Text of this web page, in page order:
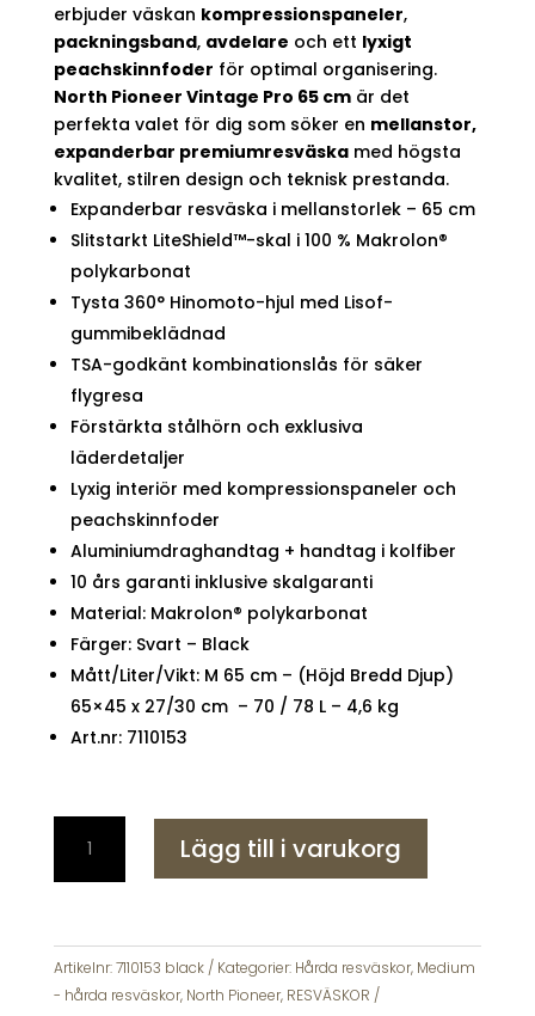
erbjuder väskan kompressionspaneler,
packningsband, avdelare och ett lyxigt
peachskinnfoder för optimal organisering.
North Pioneer Vintage Pro 65 cmär det
perfekta valet för dig som söker en mellanstor,
expanderbar premiumresväskamed högsta
kvalitet, stilren design och teknisk prestanda.
Expanderbar resväska i mellanstorlek – 65 cm
Slitstarkt LiteShield™-skal i 100 % Makrolon®
polykarbonat
Tysta 360° Hinomoto-hjul med Lisof-
gummibeklädnad
TSA-godkänt kombinationslås för säker
flygresa
Förstärkta stålhörn och exklusiva
läderdetaljer
Lyxig interiör med kompressionspaneler och
peachskinnfoder
Aluminiumdraghandtag + handtag i kolfiber
10 års garanti inklusive skalgaranti
Material: Makrolon® polykarbonat
Färger: Svart – Black
Mått/Liter/Vikt: M 65 cm – (Höjd Bredd Djup)
65×45 x 27/30 cm – 70 / 78 L – 4,6 kg
Art.nr: 7110153
Pioneer
-
Pro
Resväska
65
Lägg till i varukorg
Artikelnr:7110153 black Kategorier: Hårda resväskor, Medium
- hårda resväskor, North Pioneer, RESVÄSKOR